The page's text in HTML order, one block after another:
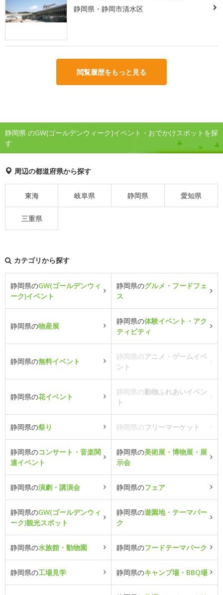
静岡県・静岡市清水区
閲覧履歴をもっと見る
静岡県 のGW(ゴールデンウィーク)イベント・おでかけスポットを探
す
周辺の都道府県から探す
東海 岐阜県 静岡県 愛知県
三重県
カテゴリから探す
静岡県のGW(ゴールデンウィ
ーク)イベント
静岡県のグルメ・フードフェ
ス
静岡県の物産展
静岡県の体験イベント・アク
ティビティ
静岡県の無料イベント
静岡県のアニメ・ゲームイベ
ント
静岡県の花イベント
静岡県の動物ふれあいイベン
ト
静岡県の祭り 静岡県のフリーマーケット
静岡県のコンサート・音楽関
連イベント
静岡県の美術展・博物展・展
示会
静岡県の演劇・講演会 静岡県のフェア
静岡県のGW(ゴールデンウィ
ーク)観光スポット
静岡県の遊園地・テーマパー
ク
静岡県の水族館・動物園 静岡県のフードテーマパーク
静岡県の工場見学 静岡県のキャンプ場・BBQ場